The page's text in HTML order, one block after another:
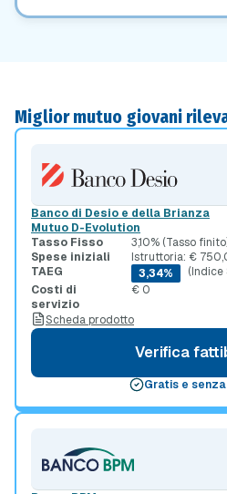
Miglior mutuo giovani
Banco di Desio e della Brianza
Mutuo D-Evolution
Tasso Fisso
3,10% (Tasso
Spese iniziali
Istruttoria: €
TAEG
3,34%
(Indice
Costi di
servizio
€ 0
Scheda prodotto
Verifica
Gratis e